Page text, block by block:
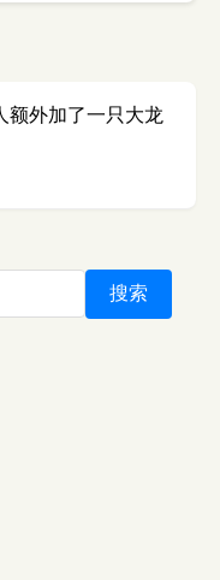
额外加了一只大龙
搜索